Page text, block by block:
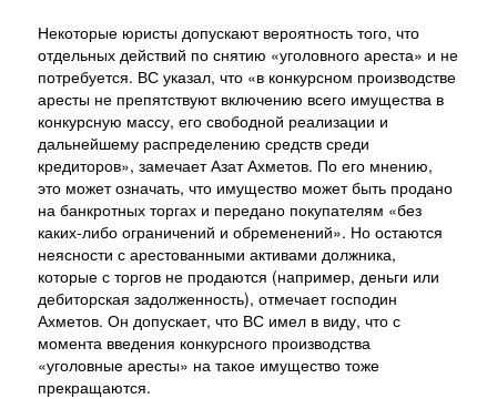
Некоторые юристы допускают вероятность того, что
отдельных действий по снятию «уголовного ареста» и не
потребуется. ВС указал, что «в конкурсном производстве
аресты не препятствуют включению всего имущества в
конкурсную массу, его свободной реализации и
дальнейшему распределению средств среди
кредиторов», замечает Азат Ахметов. По его мнению,
это может означать, что имущество может быть продано
на банкротных торгах и передано покупателям «без
каких-либо ограничений и обременений». Но остаются
неясности с арестованными активами должника,
которые с торгов не продаются (например, деньги или
дебиторская задолженность), отмечает господин
Ахметов. Он допускает, что ВС имел в виду, что с
момента введения конкурсного производства
«уголовные аресты» на такое имущество тоже
прекращаются.